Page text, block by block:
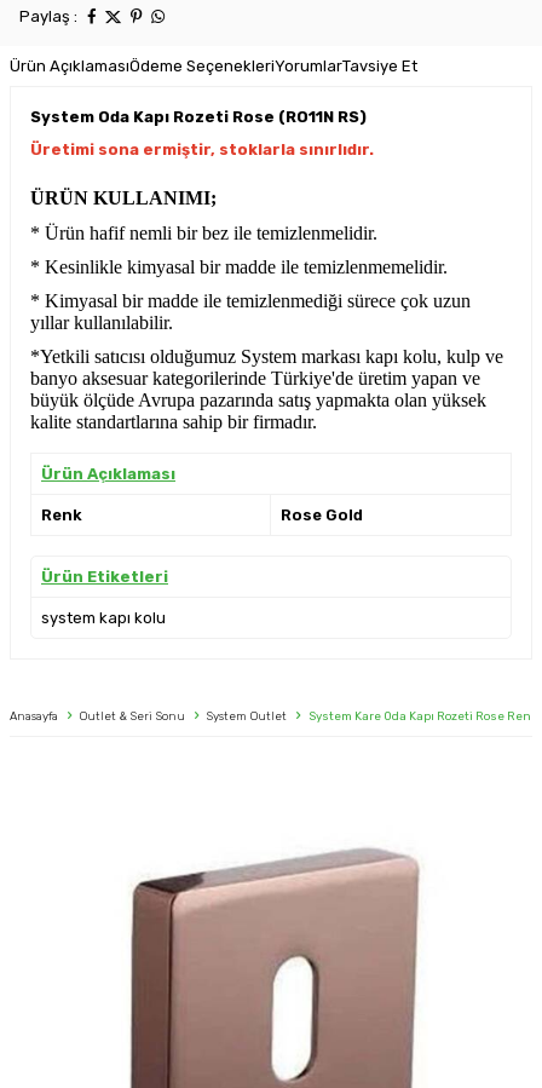
Paylaş :
Ürün AçıklamasıÖdeme SeçenekleriYorumlarTavsiye Et
System Oda Kapı Rozeti Rose (RO11N RS)
Üretimi sona ermiştir, stoklarla sınırlıdır.
ÜRÜN KULLANIMI;
* Ürün hafif nemli bir bez ile temizlenmelidir.
* Kesinlikle kimyasal bir madde ile temizlenmemelidir.
* Kimyasal bir madde ile temizlenmediği sürece çok uzun
yıllar kullanılabilir.
*Yetkili satıcısı olduğumuz System markası kapı kolu, kulp ve
banyo aksesuar kategorilerinde Türkiye'de üretim yapan ve
büyük ölçüde Avrupa pazarında satış yapmakta olan yüksek
kalite standartlarına sahip bir firmadır.
Ürün Açıklaması
Renk Rose Gold
Ürün Etiketleri
system kapı kolu
Anasayfa Outlet & Seri Sonu System Outlet System Kare Oda Kapı Rozeti Rose Renk